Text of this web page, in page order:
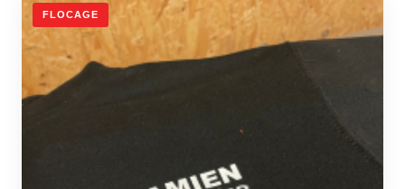
FLOCAGE